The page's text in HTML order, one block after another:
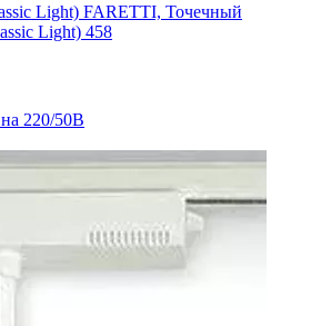
Light) FARETTI, Точечный
Light) 458
220/50В